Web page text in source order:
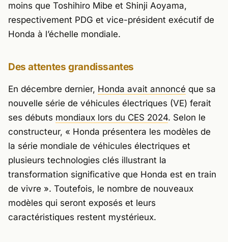
moins que Toshihiro Mibe et Shinji Aoyama,
respectivement PDG et vice-président exécutif de
Honda à l’échelle mondiale.
Des attentes grandissantes
En décembre dernier, Honda avait annoncé que sa
nouvelle série de véhicules électriques (VE) ferait
ses débuts mondiaux lors du CES 2024. Selon le
constructeur, « Honda présentera les modèles de
la série mondiale de véhicules électriques et
plusieurs technologies clés illustrant la
transformation significative que Honda est en train
de vivre ». Toutefois, le nombre de nouveaux
modèles qui seront exposés et leurs
caractéristiques restent mystérieux.